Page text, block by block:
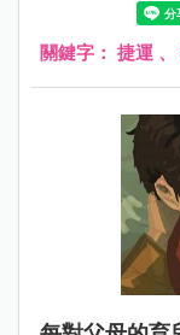
關鍵字： 捷運 、